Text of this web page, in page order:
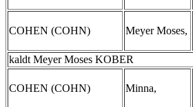
COHEN (COHN) Meyer Moses,
kaldt Meyer Moses KOBER
COHEN (COHN) Minna,